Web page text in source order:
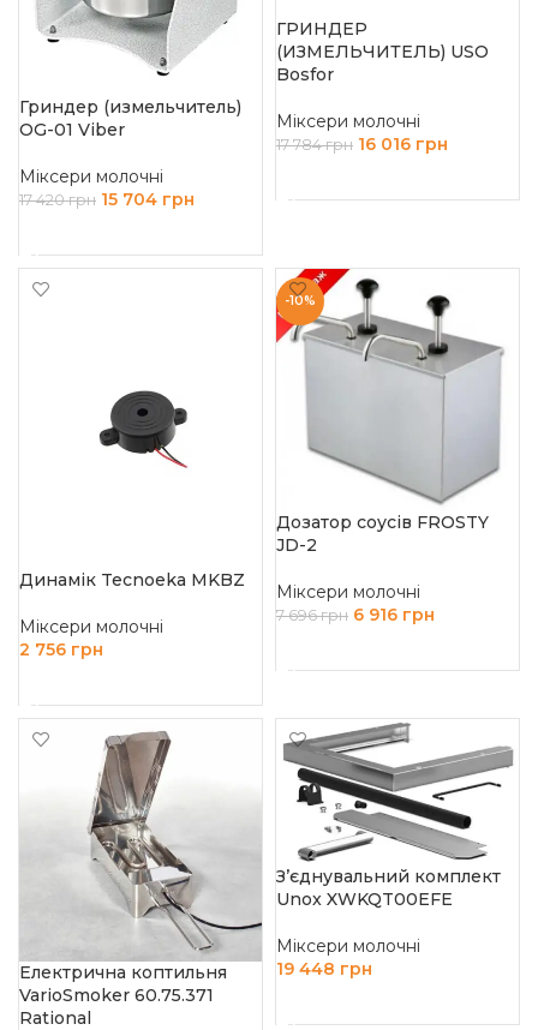
Гриндер (измельчитель)
OG-01 Viber
Міксери молочні
17 420грн 15 704 грн
ГРИНДЕР
(ИЗМЕЛЬЧИТЕЛЬ) USO
Bosfor
Міксери молочні
17 784грн 16 016 грн
Динамік Tecnoeka MKBZ
Міксери молочні
2 756 грн
-10%
Дозатор соусів FROSTY
JD-2
Міксери молочні
7 696грн 6 916 грн
Електрична коптильня
VarioSmoker 60.75.371
Rational
З’єднувальний комплект
Unox XWKQT00EFE
Міксери молочні
19 448 грн